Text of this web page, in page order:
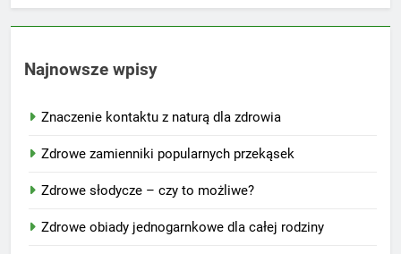
Najnowsze wpisy
Znaczenie kontaktu z naturą dla zdrowia
Zdrowe zamienniki popularnych przekąsek
Zdrowe słodycze – czy to możliwe?
Zdrowe obiady jednogarnkowe dla całej rodziny